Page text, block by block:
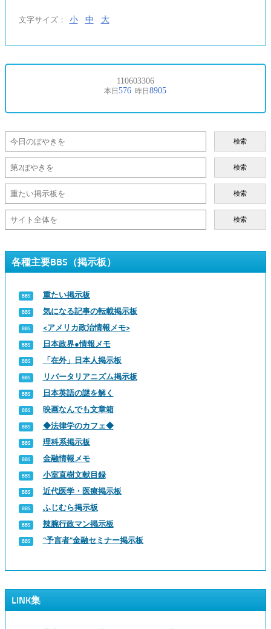
文字サイズ： 小 中 大
検索
検索
検索
検索
各種主要BBS（掲示板）
重たい掲示板
気になる記事の転載掲示板
<アメリカ政治情報メモ>
日本政界●情報メモ
「在外」日本人掲示板
リバータリアニズム掲示板
日本英語の謎を解く
映画なんでも文章箱
◆法律学のカフェ◆
理科系掲示板
金融情報メモ
小室直樹文献目録
近代医学・医療掲示板
ふじむら掲示板
辣腕行政マン掲示板
“予言者”金融セミナー掲示板
LINK集